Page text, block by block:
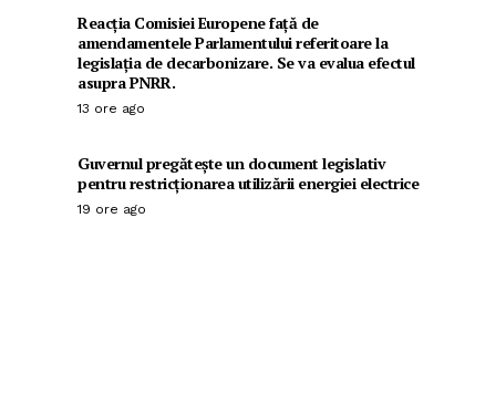
Reacția Comisiei Europene față de
amendamentele Parlamentului referitoare la
legislația de decarbonizare. Se va evalua efectul
asupra PNRR.
13 ore ago
Guvernul pregătește un document legislativ
pentru restricționarea utilizării energiei electrice
19 ore ago